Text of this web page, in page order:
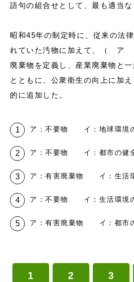
語句の組合せとして、最も適当な
昭和45年の制定時に、従来の法
れていた汚物に加えて、（ ア
廃棄物を定義し、産業廃棄物と
とともに、公衆衛生の向上に
的に追加した。
ア：不要物 イ：地球環境
ア：不要物 イ：都市の健
ア：有害廃棄物 イ：生活
ア：不要物 イ：生活環境
ア：有害廃棄物 イ：都市
1 2 3